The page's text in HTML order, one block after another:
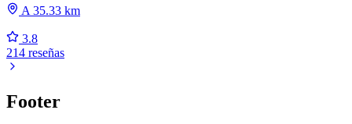
A 35.33 km
3.8
214 reseñas
Footer